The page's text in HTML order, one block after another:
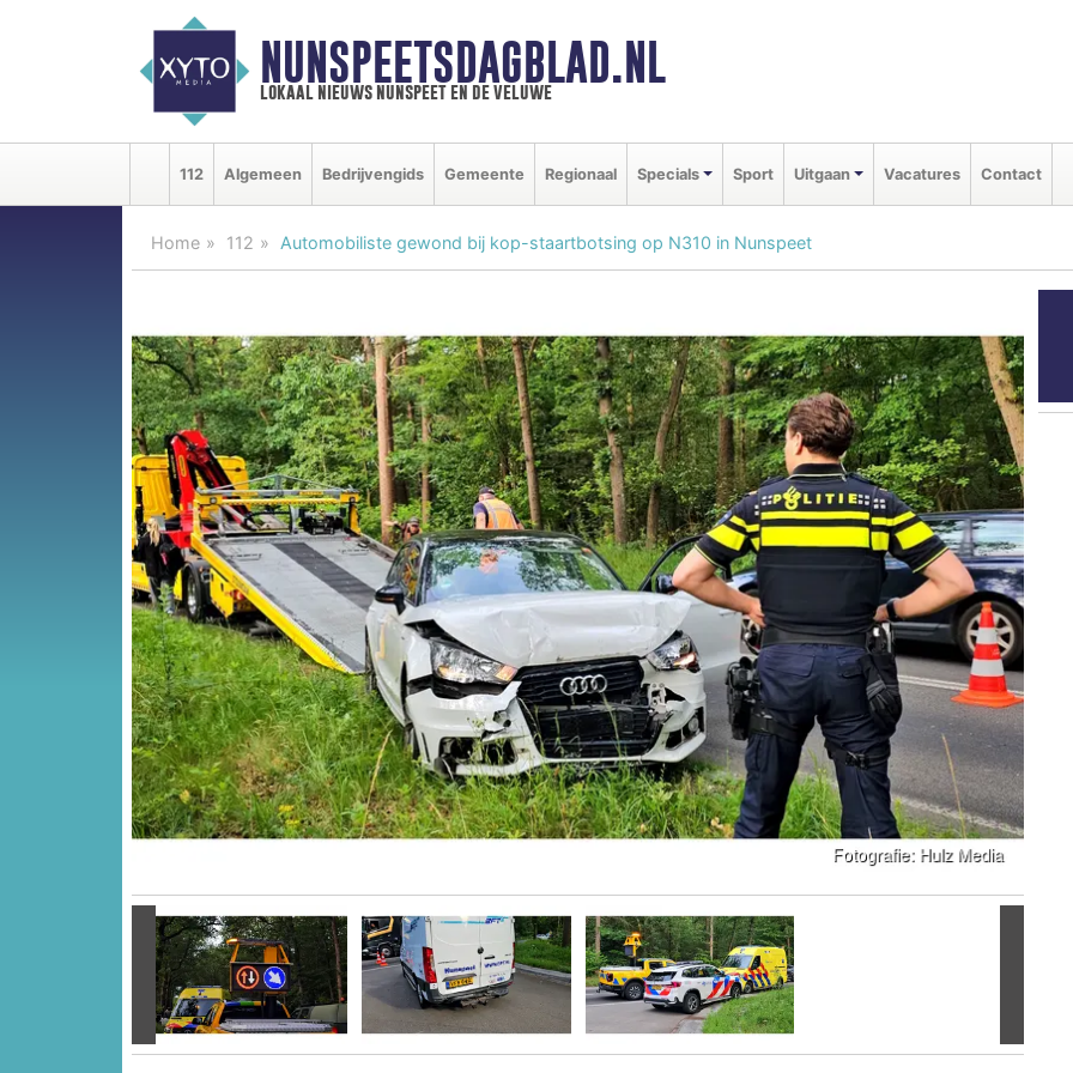
NUNSPEETSDAGBLAD.NL
lokaal nieuws nunspeet en de veluwe
112 Algemeen Bedrijvengids Gemeente Regionaal Specials Sport Uitgaan Vacatures Contact
Home 112 Automobiliste gewond bij kop-staartbotsing op N310 in Nunspeet
Vorige